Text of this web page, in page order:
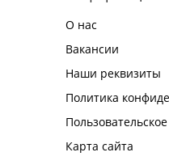
О нас
Вакансии
Наши реквизиты
Политика
Карта сайта